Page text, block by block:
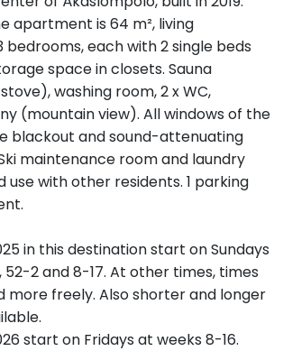
apartment is 64 m², living
each with 2 single beds
space in closets. Sauna
washing room, 2 x WC,
(mountain view). All windows of the
blackout and sound-attenuating
maintenance room and laundry
use with other residents. 1 parking
in this destination start on Sundays
52-2 and 8-17. At other times, times
more freely. Also shorter and longer
start on Fridays at weeks 8-16.